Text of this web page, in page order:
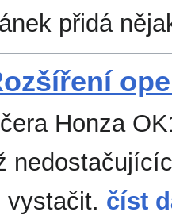
přidá
Honza
vystačit. číst